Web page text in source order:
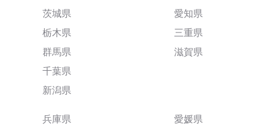
茨城県
栃木県
群馬県
千葉県
新潟県
愛知県
三重県
滋賀県
兵庫県
愛媛県